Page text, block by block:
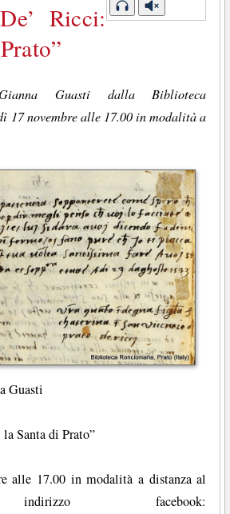
Ricci:
Guasti dalla Biblioteca
17 novembre alle 17.00 in modalità a
Guasti
Santa di Prato”
alle 17.00 in modalità a distanza al
facebook: